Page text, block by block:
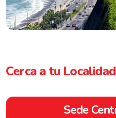
Cerca a tu Localidad
Sede